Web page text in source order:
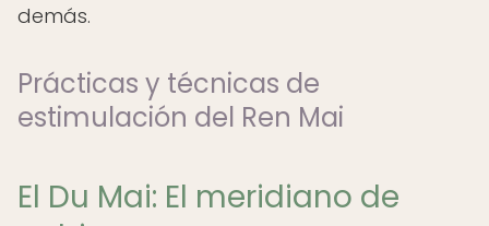
demás.
Prácticas y técnicas de
estimulación del Ren Mai
El Du Mai: El meridiano de